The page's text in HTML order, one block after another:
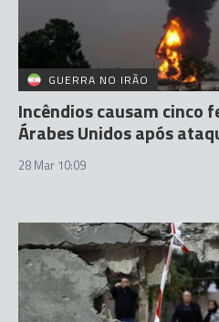
GUERRA NO IRÃO
Incêndios causam cinco
Árabes Unidos após
28 Mar 10:09